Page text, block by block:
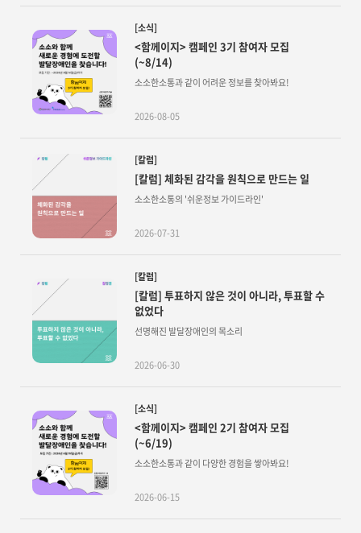
[소식]
<함께이지> 캠페인 3기 참여자 모집
(~8/14)
소소한소통과 같이 어려운 정보를 찾아봐요!
2026-08-05
[칼럼]
[칼럼] 체화된 감각을 원칙으로 만드는 일
소소한소통의 '쉬운정보 가이드라인'
2026-07-31
[칼럼]
[칼럼] 투표하지 않은 것이 아니라, 투표할 수
없었다
선명해진 발달장애인의 목소리
2026-06-30
[소식]
<함께이지> 캠페인 2기 참여자 모집
(~6/19)
소소한소통과 같이 다양한 경험을 쌓아봐요!
2026-06-15